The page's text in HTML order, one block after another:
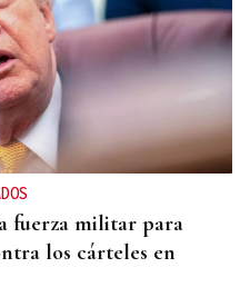
fuerza militar para
los cárteles en